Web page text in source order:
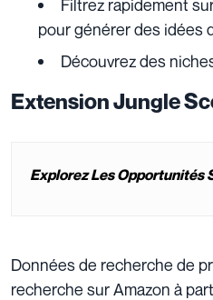
Filtrez rapidement
pour générer des idées
Découvrez des
Extension Jungle
Explorez Les Opportunités
Données de recherche de
recherche sur Amazon à